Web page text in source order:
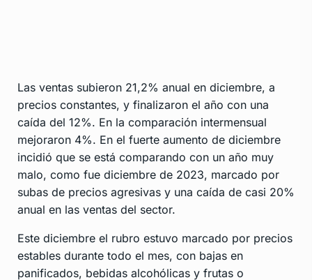
Las ventas subieron 21,2% anual en diciembre, a
precios constantes, y finalizaron el año con una
caída del 12%. En la comparación intermensual
mejoraron 4%. En el fuerte aumento de diciembre
incidió que se está comparando con un año muy
malo, como fue diciembre de 2023, marcado por
subas de precios agresivas y una caída de casi 20%
anual en las ventas del sector.
Este diciembre el rubro estuvo marcado por precios
estables durante todo el mes, con bajas en
panificados, bebidas alcohólicas y frutas o